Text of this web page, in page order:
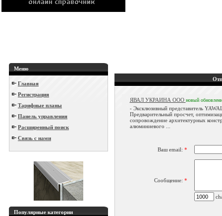
Меню
Главная
Регистрация
Тарифные планы
Панель управления
Расширенный поиск
Связь с нами
Популярные категории
ЯВАЛ УКРАИНА ООО новый
- Эксклюзивный представитель
Предварительный просчет,
сопровождение архитектурных
алюминиевого ...
Ваш email: *
Сообщение: *